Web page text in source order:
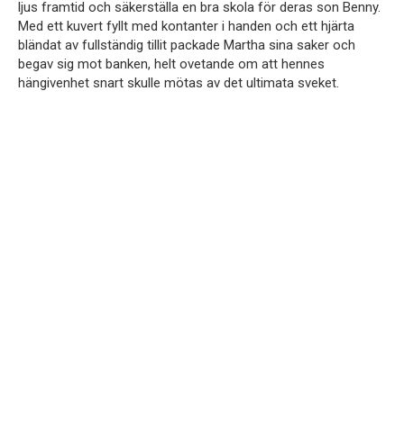
ljus framtid och säkerställa en bra skola för deras son Benny.
Med ett kuvert fyllt med kontanter i handen och ett hjärta
bländat av fullständig tillit packade Martha sina saker och
begav sig mot banken, helt ovetande om att hennes
hängivenhet snart skulle mötas av det ultimata sveket.